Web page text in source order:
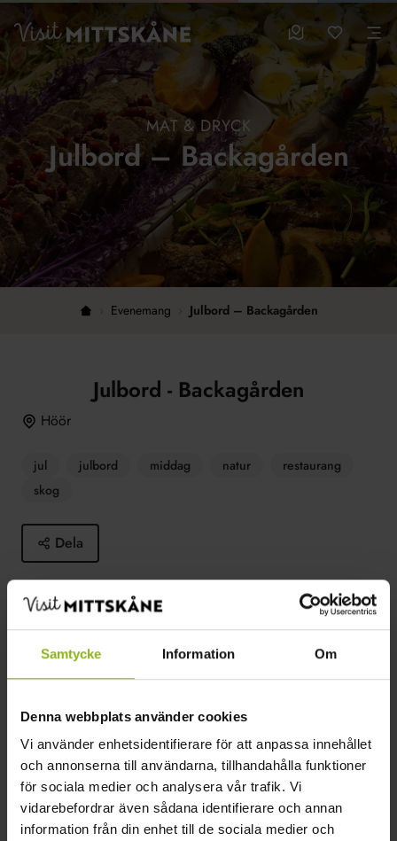
Samtycke Information Om
Denna webbplats använder cookies
Vi använder enhetsidentifierare för att anpassa innehållet
och annonserna till användarna, tillhandahålla funktioner
för sociala medier och analysera vår trafik. Vi
vidarebefordrar även sådana identifierare och annan
information från din enhet till de sociala medier och
Hoppa till huvudinnehållet
Visit MittSkåne
BesöksmålMina
MAT & DRYCK
Julbord – Backagården
Hem Evenemang Julbord – Backagården
Julbord - Backagården
Höör
jul julbord middag natur
restaurang
skog
Dela
Klassiskt julbord på Backagården utanför Höör.
Läs mer
2024-11-30–2024-11-30
backagarden.se